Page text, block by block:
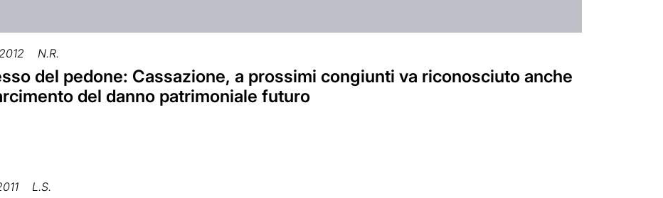
N.R.
del pedone: Cassazione, a prossimi congiunti va riconosciuto anche
del danno patrimoniale futuro
L.S.